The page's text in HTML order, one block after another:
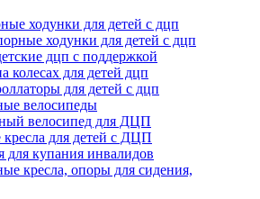
ходунки для детей с дцп
ходунки для детей с дцп
дцп с поддержкой
колесах для детей дцп
для детей с дцп
велосипеды
велосипед для ДЦП
для детей с ДЦП
для купания инвалидов
кресла, опоры для сидения,